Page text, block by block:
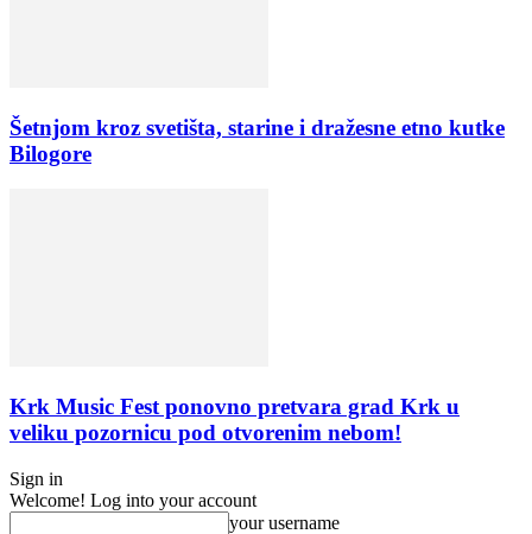
Šetnjom kroz svetišta, starine i dražesne etno kutke
Bilogore
Krk Music Fest ponovno pretvara grad Krk u
veliku pozornicu pod otvorenim nebom!
Sign in
Welcome! Log into your account
your username